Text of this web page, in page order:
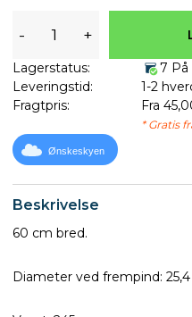
Beskrivelse
60 cm bred.
Diameter ved frempind:
- +
Lagerstatus:
7 På
Leveringstid:
1-2
Fragtpris:
Fra
* Gratis
Ønskeskyen